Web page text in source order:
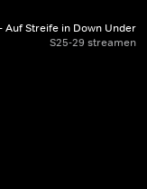
Auf Streife in Down Under
S25-29 streamen